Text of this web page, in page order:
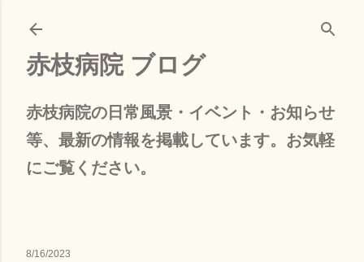
スキップしてメイン コンテンツに移動
赤枝病院 ブログ
赤枝病院の日常風景・イベント・お知らせ
等、最新の情報を掲載しています。お気軽
にご覧ください。
8/16/2023